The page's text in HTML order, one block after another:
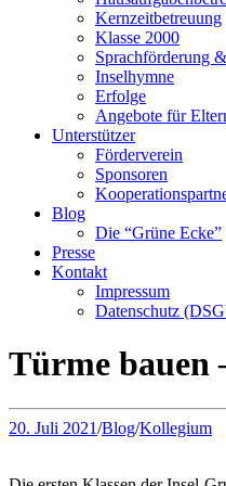
Kernzeitbetreuung
Klasse 2000
Sprachförderung
Inselhymne
Erfolge
Angebote für
Unterstützer
Förderverein
Sponsoren
Blog
Die “Grüne Ecke”
Presse
Kontakt
Impressum
Datenschutz
Türme bauen
20. Juli 2021/Blog/Kollegium